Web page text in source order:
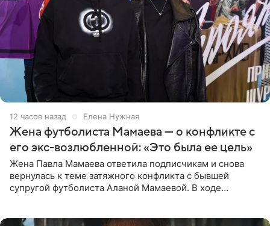
12 часов назад Елена Нужная
Жена футболиста Мамаева — о конфликте с
его экс-возлюбленной: «Это была ее цель»
Жена Павла Мамаева ответила подписчикам и снова
вернулась к теме затяжного конфликта с бывшей
супругой футболиста Аланой Мамаевой. В ходе